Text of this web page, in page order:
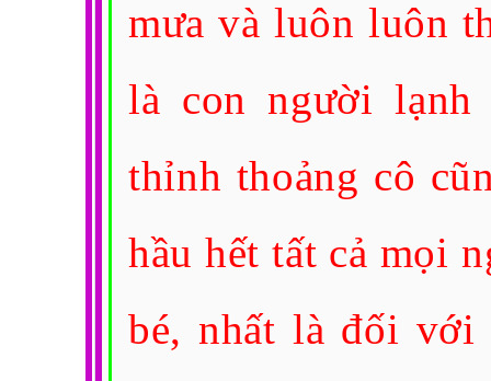
mưa và luôn luôn
là con người
thỉnh thoảng cô
hầu hết tất cả mọi
bé, nhất là đối với